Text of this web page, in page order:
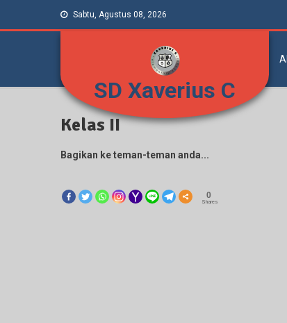
Sabtu, Agustus 08, 2026
SD Xaverius C
Kelas II
Bagikan ke teman-teman anda...
0
Shares